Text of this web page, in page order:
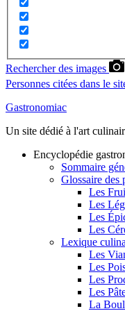
Rechercher des images
Personnes citées dans le
Gastronomiac
Un site dédié à l'art
Encyclopédie
Sommaire
Glossaire des
Les
Les
Les
Les
Lexique
Les
Les
Les
Les
La